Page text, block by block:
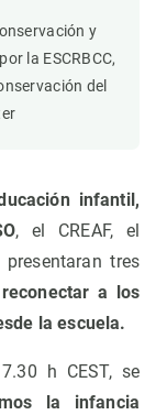
y
la ESCRBCC,
del
infantil,
, el CREAF, el
tres
reconectar a los
la escuela.
h CEST, se
la infancia